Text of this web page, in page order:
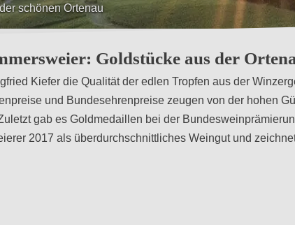
Goldstücke aus der
Kiefer die Qualität der edlen Tropfen aus der
und Bundesehrenpreise zeugen von der hohen
gab es Goldmedaillen bei der
2017 als überdurchschnittliches Weingut und